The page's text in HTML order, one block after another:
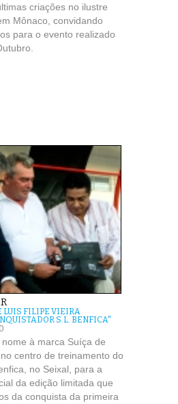
criações no ilustre
Mônaco, convidando
para o evento realizado
LUIS FILIPE VIEIRA
S.L. BENFICA"
à marca Suíça de
centro de treinamento do
no Seixal, para a
da edição limitada que
da conquista da primeira